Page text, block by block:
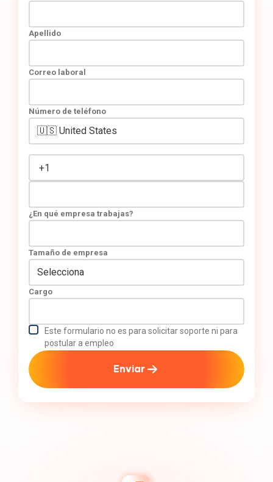
Apellido
Correo laboral
Número de teléfono
¿En qué empresa trabajas?
Tamaño de empresa
Cargo
Este formulario no es para solicitar soporte ni para
postular a empleo
Enviar